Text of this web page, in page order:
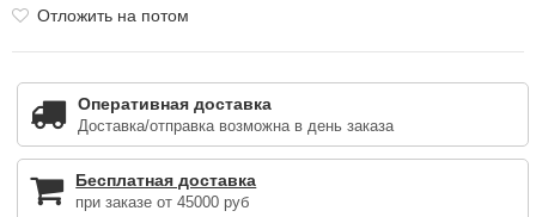
Отложить на потом
Оперативная доставка
Доставка/отправка возможна в день заказа
Бесплатная доставка
при заказе от 45000 руб